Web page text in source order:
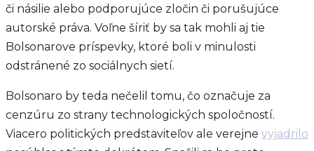
či násilie alebo podporujúce zločin či porušujúce
autorské práva. Voľne šíriť by sa tak mohli aj tie
Bolsonarove príspevky, ktoré boli v minulosti
odstránené zo sociálnych sietí.
Bolsonaro by teda nečelil tomu, čo označuje za
cenzúru zo strany technologických spoločností.
Viacero politických predstaviteľov ale verejne vyjadrilo